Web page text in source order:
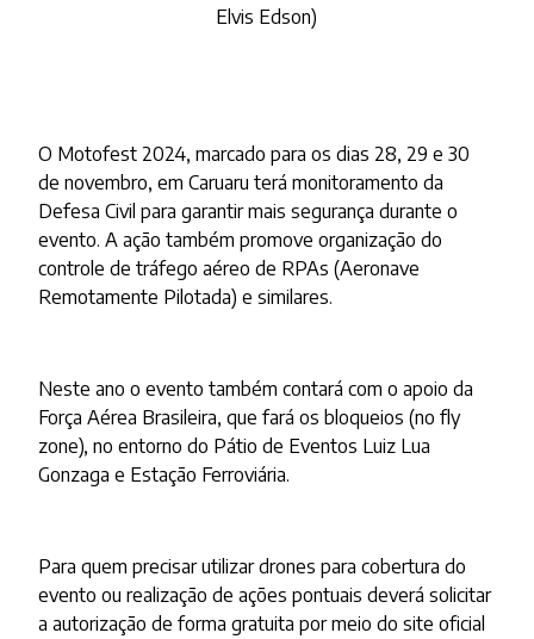
Elvis Edson)
O Motofest 2024, marcado para os dias 28, 29 e 30
de novembro, em Caruaru terá monitoramento da
Defesa Civil para garantir mais segurança durante o
evento. A ação também promove organização do
controle de tráfego aéreo de RPAs (Aeronave
Remotamente Pilotada) e similares.
Neste ano o evento também contará com o apoio da
Força Aérea Brasileira, que fará os bloqueios (no fly
zone), no entorno do Pátio de Eventos Luiz Lua
Gonzaga e Estação Ferroviária.
Para quem precisar utilizar drones para cobertura do
evento ou realização de ações pontuais deverá solicitar
a autorização de forma gratuita por meio do site oficial